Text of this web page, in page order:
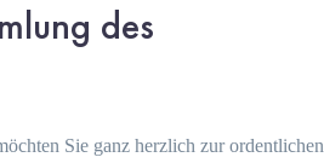
des
Sie ganz herzlich zur ordentlichen